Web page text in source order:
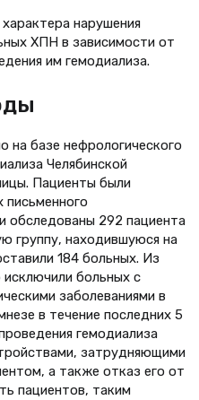
нарушения
ХПН в зависимости от
им гемодиализа.
на базе нефрологического
Челябинской
Пациенты были
письменного
обследованы 292 пациента
группу, находившуюся на
184 больных. Из
исключили больных с
заболеваниями в
в течение последних 5
гемодиализа
затрудняющими
а также отказ его от
пациентов, таким